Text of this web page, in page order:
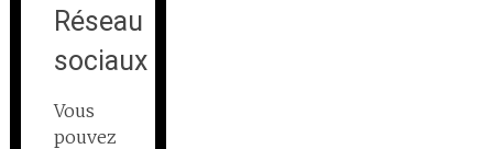
Réseau
sociaux
Vous
pouvez